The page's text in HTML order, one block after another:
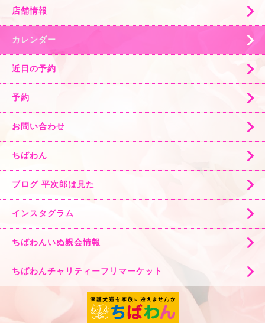
店舗情報
カレンダー
近日の予約
予約
お問い合わせ
ちばわん
ブログ 平次郎は見た
インスタグラム
ちばわんいぬ親会情報
ちばわんチャリティーフリマーケット